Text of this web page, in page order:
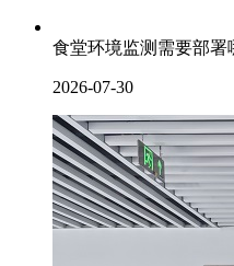
食堂环境监测需要部署
2026-07-30